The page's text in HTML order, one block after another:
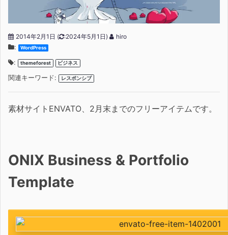
2014年2月1日 ( :2024年5月1日)
hiro
:
WordPress
: themeforest ビジネス
関連キーワード: レスポンシブ
素材サイトENVATO、2月末までのフリーアイテムです。
ONIX Business & Portfolio
Template